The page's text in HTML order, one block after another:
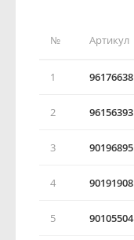
№ Артикул
1 96176638
2 96156393
3 90196895
4 90191908
5 90105504